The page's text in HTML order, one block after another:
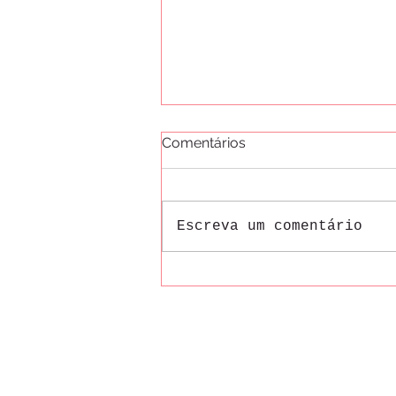
Comentários
Escreva um comentário